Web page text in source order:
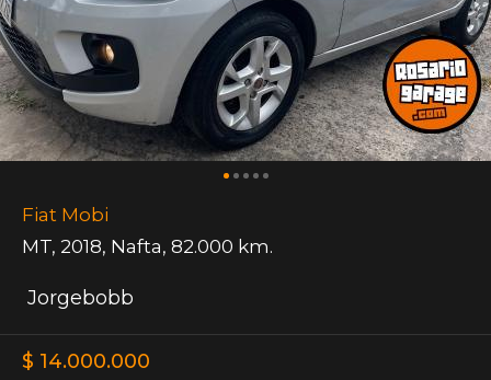
Fiat Mobi
MT, 2018, Nafta, 82.000 km.
Jorgebobb
$ 14.000.000